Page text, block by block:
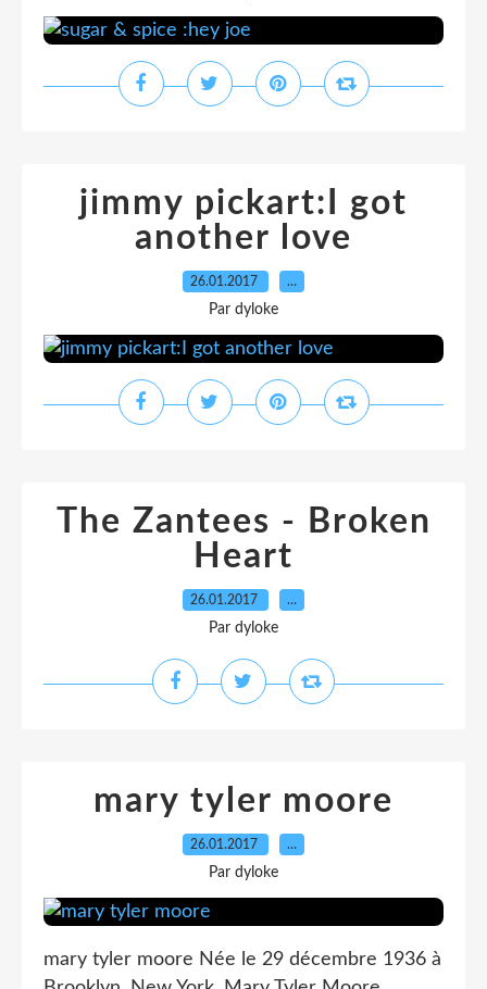
jimmy pickart:I got
another love
26.01.2017 …
Par dyloke
The Zantees - Broken
Heart
26.01.2017 …
Par dyloke
mary tyler moore
26.01.2017 …
Par dyloke
mary tyler moore Née le 29 décembre 1936 à